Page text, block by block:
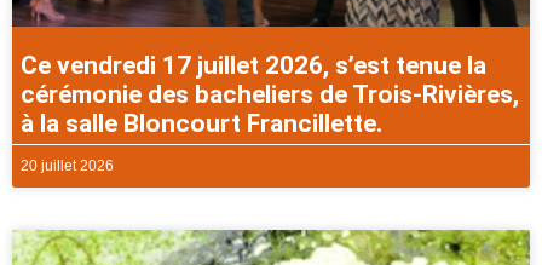
Ce vendredi 17 juillet 2026, s’est tenue la
cérémonie des bacheliers de Trois-Rivières,
à la salle Bloncourt Francillette.
20 juillet 2026